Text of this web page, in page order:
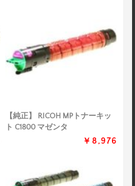
【純正】 RICOH MPトナーキッ
ト C1800 マゼンタ
￥8,976